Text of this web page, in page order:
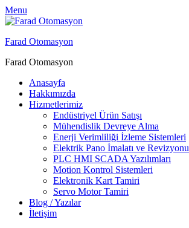
Menu
Farad Otomasyon
Farad Otomasyon
Anasayfa
Hakkımızda
Hizmetlerimiz
Endüstriyel Ürün Satışı
Mühendislik Devreye Alma
Enerji Verimliliği İzleme Sistemleri
Elektrik Pano İmalatı ve Revizyonu
PLC HMI SCADA Yazılımları
Motion Kontrol Sistemleri
Elektronik Kart Tamiri
Servo Motor Tamiri
Blog / Yazılar
İletişim